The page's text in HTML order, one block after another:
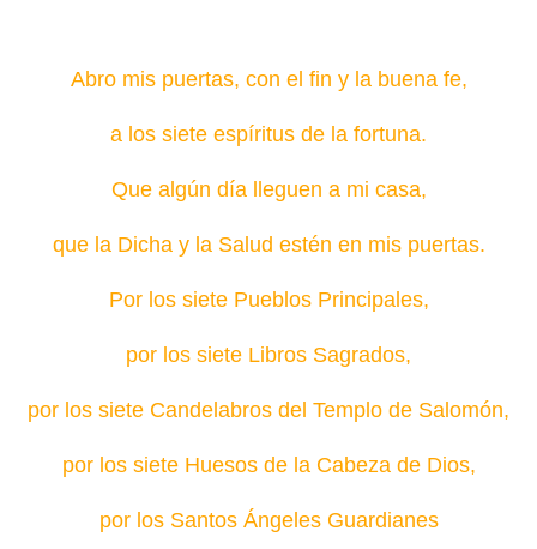
Abro mis puertas, con el fin y la buena fe,
a los siete espíritus de la fortuna.
Que algún día lleguen a mi casa,
que la Dicha y la Salud estén en mis puertas.
Por los siete Pueblos Principales,
por los siete Libros Sagrados,
por los siete Candelabros del Templo de Salomón,
por los siete Huesos de la Cabeza de Dios,
por los Santos Ángeles Guardianes